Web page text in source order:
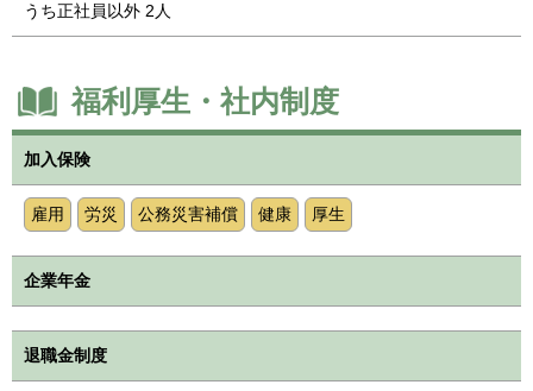
うち正社員以外 2人
福利厚生・社内制度
加入保険
雇用 労災 公務災害補償 健康 厚生
企業年金
退職金制度